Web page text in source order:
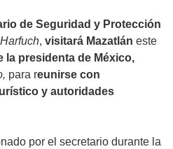
de Seguridad y Protección
, visitará Mazatlán este
la presidenta de México,
para reunirse con
y autoridades
por el secretario durante la